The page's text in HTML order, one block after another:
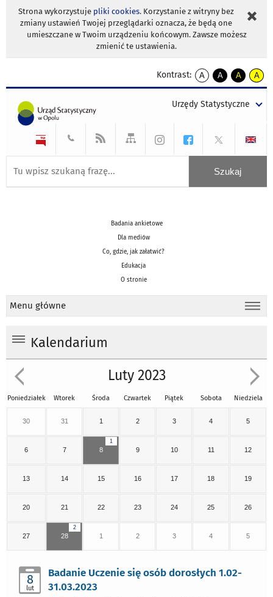
Strona wykorzystuje pliki cookies. Korzystanie z witryny bez
zmiany ustawień Twojej przeglądarki oznacza, że będą one
umieszczane w Twoim urządzeniu końcowym. Zawsze możesz
zmienić te ustawienia.
Kontrast:
A
kontrast
A
kontrast
tekst
czarnym
A
kontrast
tekst
czarnym
A
tekst
żółtym
Urzędy Statystyczne
Badania ankietowe
Dla mediów
Co, gdzie, jak załatwić?
Edukacja
O stronie
Menu główne
Kalendarium
Luty 2023
Poniedziałek Wtorek Środa Czwartek Piątek Sobota Niedziela
30 31 1 2 3 4 5
6 7
1
8 9 10 11 12
13 14 15 16 17 18 19
20 21 22 23 24 25 26
27
2
28 1 2 3 4 5
8
lut
Badanie Uczenie się osób dorosłych 1.02-
31.03.2023